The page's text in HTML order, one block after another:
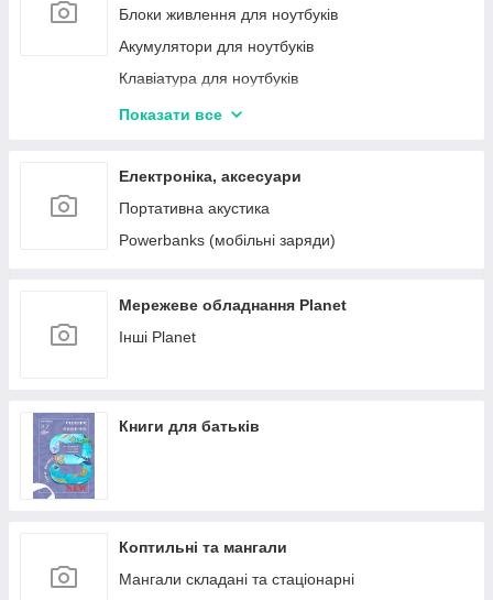
Блоки живлення для ноутбуків
Акумулятори для ноутбуків
Клавіатура для ноутбуків
Матриці (екрани) для ноутбуків
Кишені для жорстких дисків
Показати все
Електроніка, аксесуари
Портативна акустика
Powerbanks (мобільні заряди)
Мережеве обладнання Planet
Інші Planet
Книги для батьків
Коптильні та мангали
Мангали складані та стаціонарні